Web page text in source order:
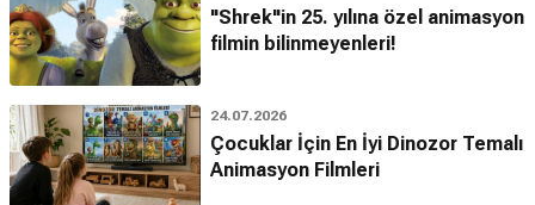
"Shrek"in 25. yılına özel animasyon
filmin bilinmeyenleri!
24.07.2026
Çocuklar İçin En İyi Dinozor Temalı
Animasyon Filmleri